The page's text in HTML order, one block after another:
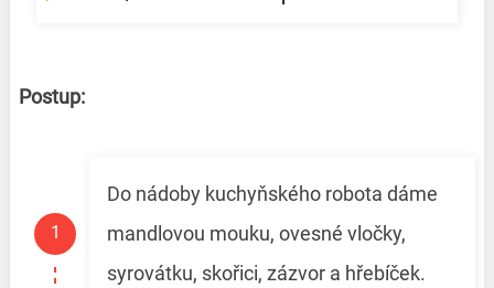
Postup:
Do nádoby kuchyňského robota dáme
mandlovou mouku, ovesné vločky,
syrovátku, skořici, zázvor a hřebíček.